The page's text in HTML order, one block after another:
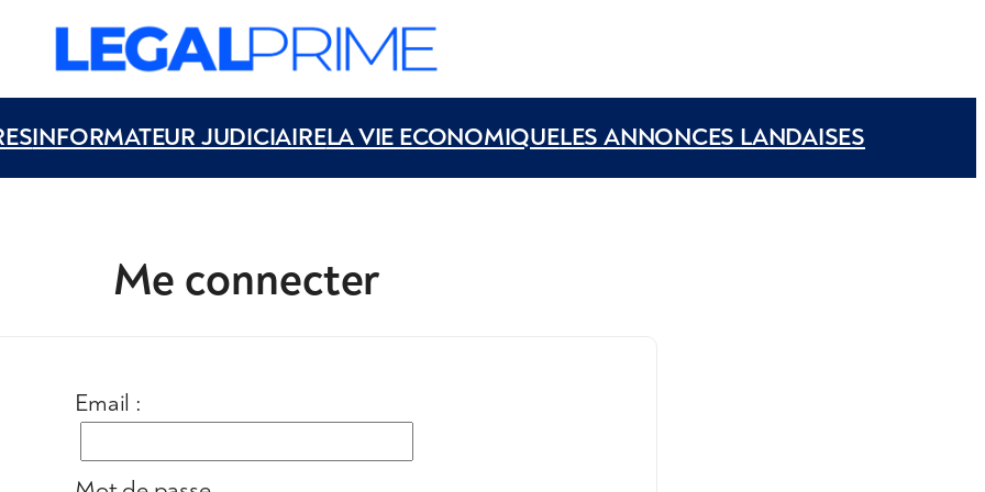
INFORMATEUR JUDICIAIRELA VIE ECONOMIQUELES ANNONCES LANDAISES
Me connecter
Email :